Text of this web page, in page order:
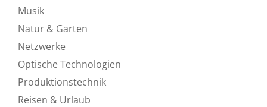
Musik
Natur & Garten
Netzwerke
Optische Technologien
Produktionstechnik
Reisen & Urlaub